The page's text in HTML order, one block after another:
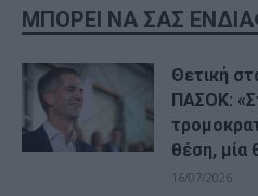
ΜΠΟΡΕΙ ΝΑ ΣΑΣ
Θετική
ΠΑΣΟΚ:
θέση, μία
16/07/2026